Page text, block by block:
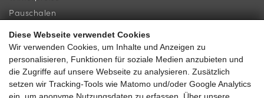
Diese Webseite verwendet Cookies
Wir verwenden Cookies, um Inhalte und Anzeigen zu
personalisieren, Funktionen für soziale Medien anzubieten und
die Zugriffe auf unsere Webseite zu analysieren. Zusätzlich
setzen wir Tracking-Tools wie Matomo und/oder Google Analytics
Pauschalen
INFORMATION
Newsletter
Lage & Anreise
KONTAKT
Familie Gassner
Kirchgasse 9